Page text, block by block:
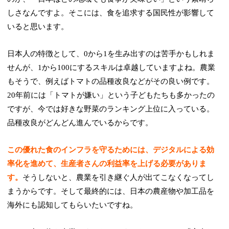
しさなんですよ。そこには、食を追求する国民性が影響して
いると思います。
日本人の特徴として、0から1を生み出すのは苦手かもしれま
せんが、1から100にするスキルは卓越していますよね。農業
もそうで、例えばトマトの品種改良などがその良い例です。
20年前には「トマトが嫌い」という子どもたちも多かったの
ですが、今では好きな野菜のランキング上位に入っている。
品種改良がどんどん進んでいるからです。
この優れた食のインフラを守るためには、デジタルによる効
率化を進めて、生産者さんの利益率を上げる必要がありま
す。 そうしないと、農業を引き継ぐ人が出てこなくなってし
まうからです。そして最終的には、日本の農産物や加工品を
海外にも認知してもらいたいですね。